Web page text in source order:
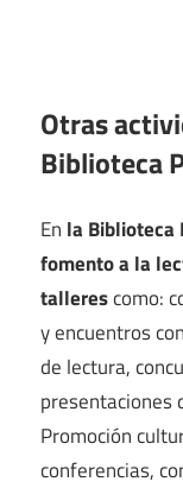
Otras
Biblioteca
En la Biblioteca
fomento a la
tallerescomo:
y encuentros
de lectura,
presentaciones
Promoción
conferencias,